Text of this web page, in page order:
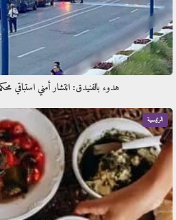
هدوء بالفنيدق: انتشار أمني استباقي
الرئيسية